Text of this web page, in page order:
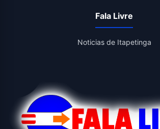
Fala Livre
Noticias de Itapetinga